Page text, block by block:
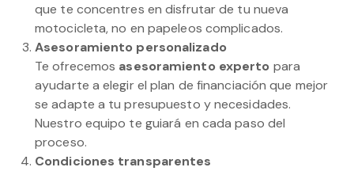
que te concentres en disfrutar de tu nueva
motocicleta, no en papeleos complicados.
Asesoramiento personalizado
Te ofrecemos asesoramiento experto para
ayudarte a elegir el plan de financiación que mejor
se adapte a tu presupuesto y necesidades.
Nuestro equipo te guiará en cada paso del
proceso.
Condiciones transparentes